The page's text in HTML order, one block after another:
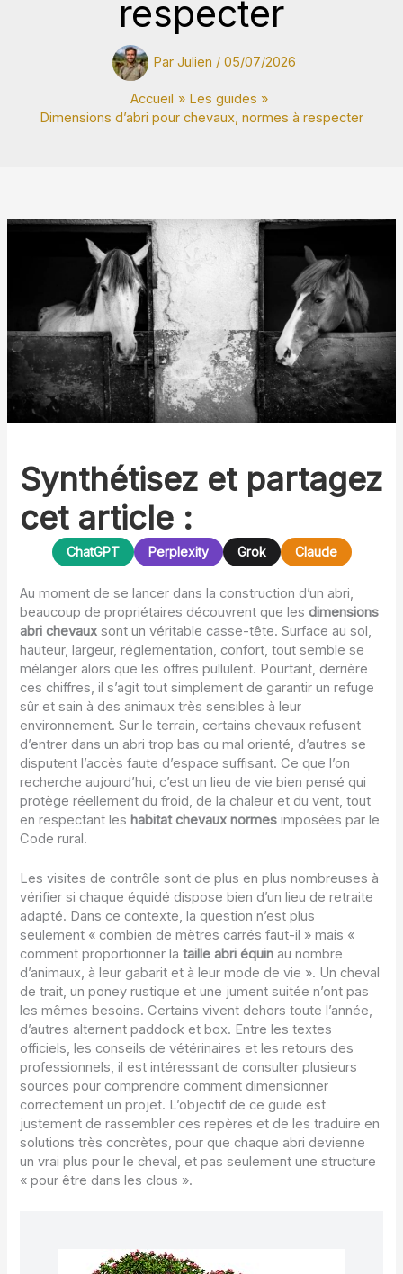
respecter
Par Julien / 05/07/2026
Accueil
Les guides
Dimensions d’abri pour chevaux, normes à respecter
Synthétisez et partagez
cet article :
ChatGPT Perplexity Grok Claude
Au moment de se lancer dans la construction d’un abri,
beaucoup de propriétaires découvrent que lesdimensions
abri chevaux sont un véritable casse-tête. Surface au sol,
hauteur, largeur, réglementation, confort, tout semble se
mélanger alors que les offres pullulent. Pourtant, derrière
ces chiffres, il s’agit tout simplement de garantir un refuge
sûr et sain à des animaux très sensibles à leur
environnement. Sur le terrain, certains chevaux refusent
d’entrer dans un abri trop bas ou mal orienté, d’autres se
disputent l’accès faute d’espace suffisant. Ce que l’on
recherche aujourd’hui, c’est un lieu de vie bien pensé qui
protège réellement du froid, de la chaleur et du vent, tout
en respectant les habitat chevaux normes imposées par le
Code rural.
Les visites de contrôle sont de plus en plus nombreuses à
vérifier si chaque équidé dispose bien d’un lieu de retraite
adapté. Dans ce contexte, la question n’est plus
seulement « combien de mètres carrés faut-il » mais «
comment proportionner lataille abri équin au nombre
d’animaux, à leur gabarit et à leur mode de vie ». Un cheval
de trait, un poney rustique et une jument suitée n’ont pas
les mêmes besoins. Certains vivent dehors toute l’année,
d’autres alternent paddock et box. Entre les textes
officiels, les conseils de vétérinaires et les retours des
professionnels, il est intéressant de consulter plusieurs
sources pour comprendre comment dimensionner
correctement un projet. L’objectif de ce guide est
justement de rassembler ces repères et de les traduire en
solutions très concrètes, pour que chaque abri devienne
un vrai plus pour le cheval, et pas seulement une structure
« pour être dans les clous ».